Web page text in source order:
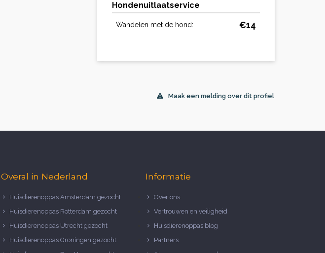
Hondenuitlaatservice
Wandelen met de hond: €14
Maak een melding over dit profiel
Overal in Nederland
Huisdierenoppas Amsterdam gezocht
Huisdierenoppas Rotterdam gezocht
Huisdierenoppas Utrecht gezocht
Huisdierenoppas Groningen gezocht
Informatie
Over ons
Vertrouwen en veiligheid
Huisdierenoppas blog
Partners